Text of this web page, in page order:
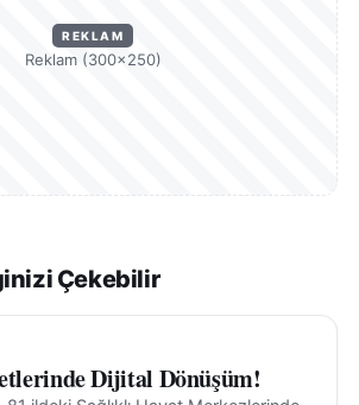
REKLAM
Reklam (300×250)
Çekebilir
Dijital Dönüşüm!